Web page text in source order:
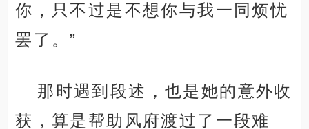
你，只不过是不想你与我一同烦忧
罢了。”
那时遇到段述，也是她的意外收
获，算是帮助风府渡过了一段难